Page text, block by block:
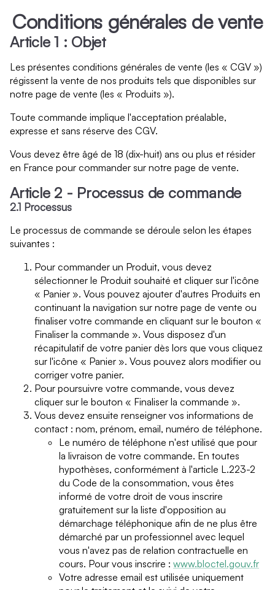
Conditions générales de vente
Article 1 : Objet
Les présentes conditions générales de vente (les « CGV »)
régissent la vente de nos produits tels que disponibles sur
notre page de vente (les « Produits »).
Toute commande implique l'acceptation préalable,
expresse et sans réserve des CGV.
Vous devez être âgé de 18 (dix-huit) ans ou plus et résider
en France pour commander sur notre page de vente.
Article 2 - Processus de commande
2.1 Processus
Le processus de commande se déroule selon les étapes
suivantes :
Pour commander un Produit, vous devez
sélectionner le Produit souhaité et cliquer sur l'icône
« Panier ». Vous pouvez ajouter d'autres Produits en
continuant la navigation sur notre page de vente ou
finaliser votre commande en cliquant sur le bouton «
Finaliser la commande ». Vous disposez d'un
récapitulatif de votre panier dès lors que vous cliquez
sur l'icône « Panier ». Vous pouvez alors modifier ou
corriger votre panier.
Pour poursuivre votre commande, vous devez
cliquer sur le bouton « Finaliser la commande ».
Vous devez ensuite renseigner vos informations de
contact : nom, prénom, email, numéro de téléphone.
Le numéro de téléphone n'est utilisé que pour
la livraison de votre commande. En toutes
hypothèses, conformément à l'article L.223-2
du Code de la consommation, vous êtes
informé de votre droit de vous inscrire
gratuitement sur la liste d'opposition au
démarchage téléphonique afin de ne plus être
démarché par un professionnel avec lequel
vous n'avez pas de relation contractuelle en
cours. Pour vous inscrire : www.bloctel.gouv.fr
Votre adresse email est utilisée uniquement